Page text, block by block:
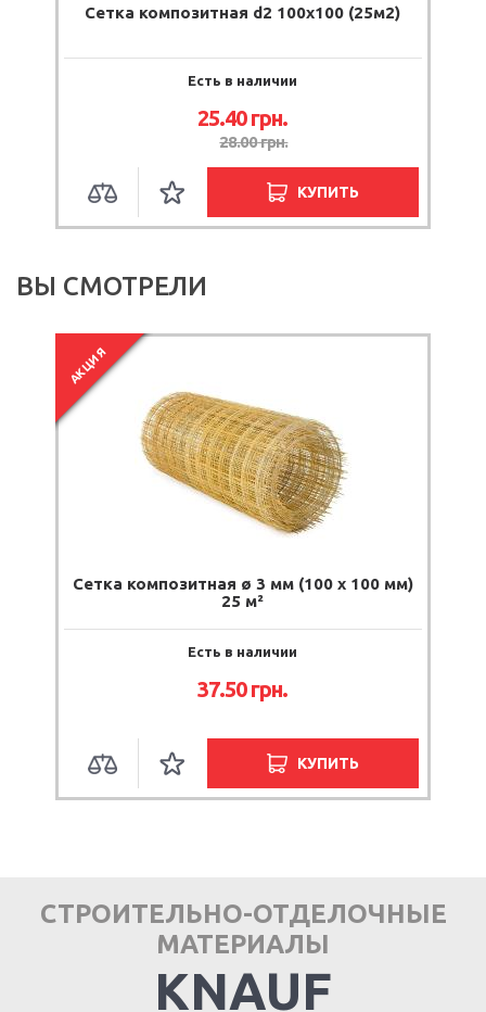
Сетка композитная d2 100х100 (25м2)
Есть в наличии
25.40грн.
28.00грн.
КУПИТЬ
ВЫ СМОТРЕЛИ
АКЦИЯ
Сетка композитная ø 3 мм (100 х 100 мм)
25 м²
Есть в наличии
37.50грн.
КУПИТЬ
СТРОИТЕЛЬНО-ОТДЕЛОЧНЫЕ
МАТЕРИАЛЫ
KNAUF